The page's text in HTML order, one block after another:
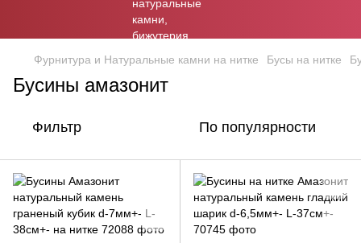
Фурнитура и Натуральные камни на нитке Бусы на нитке
Бусины амазонит
Фильтр По популярности